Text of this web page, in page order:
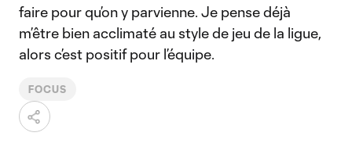
faire pour qu’on y parvienne. Je pense déjà
m’être bien acclimaté au style de jeu de la ligue,
alors c’est positif pour l’équipe.
FOCUS